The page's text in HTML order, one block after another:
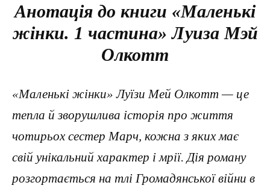
Анотація до книги «Маленькі
жінки. 1 частина» Луиза Мэй
Олкотт
«Маленькі жінки» Луїзи Мей Олкотт — це
тепла й зворушлива історія про життя
чотирьох сестер Марч, кожна з яких має
свій унікальний характер і мрії. Дія роману
розгортається на тлі Громадянської війни в